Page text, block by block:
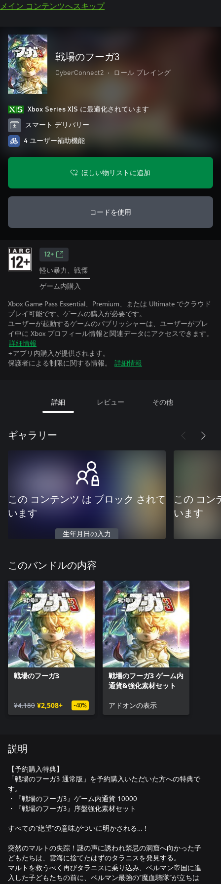
メイン コンテンツへスキップ
戦場のフーガ3
CyberConnect2 • ロール プレイング
Xbox Series X|S に最適化されています
スマート デリバリー
4 ユーザー補助機能
ほしい物リストに追加
コードを使用
12+
軽い暴力、戦慄
ゲーム内購入
Xbox Game Pass Essential、Premium、または Ultimate でクラウド
プレイ可能です。ゲームの購入が必要です。
ユーザーが起動するゲームのパブリッシャーは、ユーザーがプレ
イ中に Xbox プロフィール情報と関連データにアクセスできます。
詳細情報
+アプリ内購入が提供されます。
保護者による制限に関する情報。
詳細情報
詳細 レビュー その他
ギャラリー
この コンテンツ は ブロック されて
います
生年月日の入力
この コン
います
このバンドルの内容
戦場のフーガ3
¥4,180 ¥2,508+ -40%
戦場のフーガ3 ゲーム内
通貨&強化素材セット
アドオンの表示
説明
【予約購入特典】
「戦場のフーガ3 通常版」を予約購入いただいた方への特典で
す。
・『戦場のフーガ3』ゲーム内通貨 10000
・『戦場のフーガ3』序盤強化素材セット
すべての"絶望"の意味がついに明かされる…！
突然のマルトの失踪！謎の声に誘われ禁忌の洞窟へ向かった子
どもたちは、雲海に捨てたはずのタラニスを発見する。
マルトを救うべく再びタラニスに乗り込み、ベルマン帝国に進
入した子どもたちの前に、ベルマン最強の”魔血騎隊”が立ちは